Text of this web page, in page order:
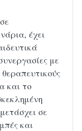
έχει
με
θεραπευτικούς
και το
σε
και